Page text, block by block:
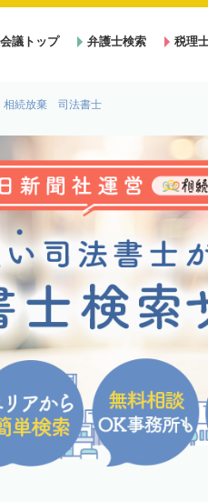
議トップ 弁護士検索 税理
続放棄 司法書士